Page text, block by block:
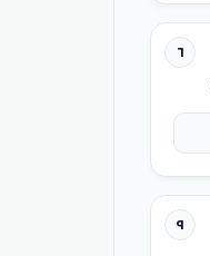
٦
٩